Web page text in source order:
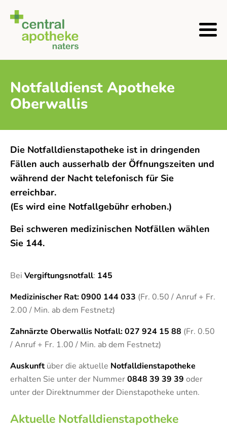
Notfalldienst Apotheke
Oberwallis
Die Notfalldienstapotheke ist in dringenden
Fällen auch ausserhalb der Öffnungszeiten und
während der Nacht telefonisch für Sie
erreichbar.
(Es wird eine Notfallgebühr erhoben.)
Bei schweren medizinischen Notfällen wählen
Sie 144.
Bei Vergiftungsnotfall: 145
Medizinischer Rat: 0900 144 033 (Fr. 0.50 / Anruf + Fr.
2.00 / Min. ab dem Festnetz)
Zahnärzte Oberwallis Notfall: 027 924 15 88 (Fr. 0.50
/ Anruf + Fr. 1.00 / Min. ab dem Festnetz)
Auskunftüber die aktuelle Notfalldienstapotheke
erhalten Sie unter der Nummer0848 39 39 39 oder
unter der Direktnummer der Dienstapotheke unten.
Aktuelle Notfalldienstapotheke